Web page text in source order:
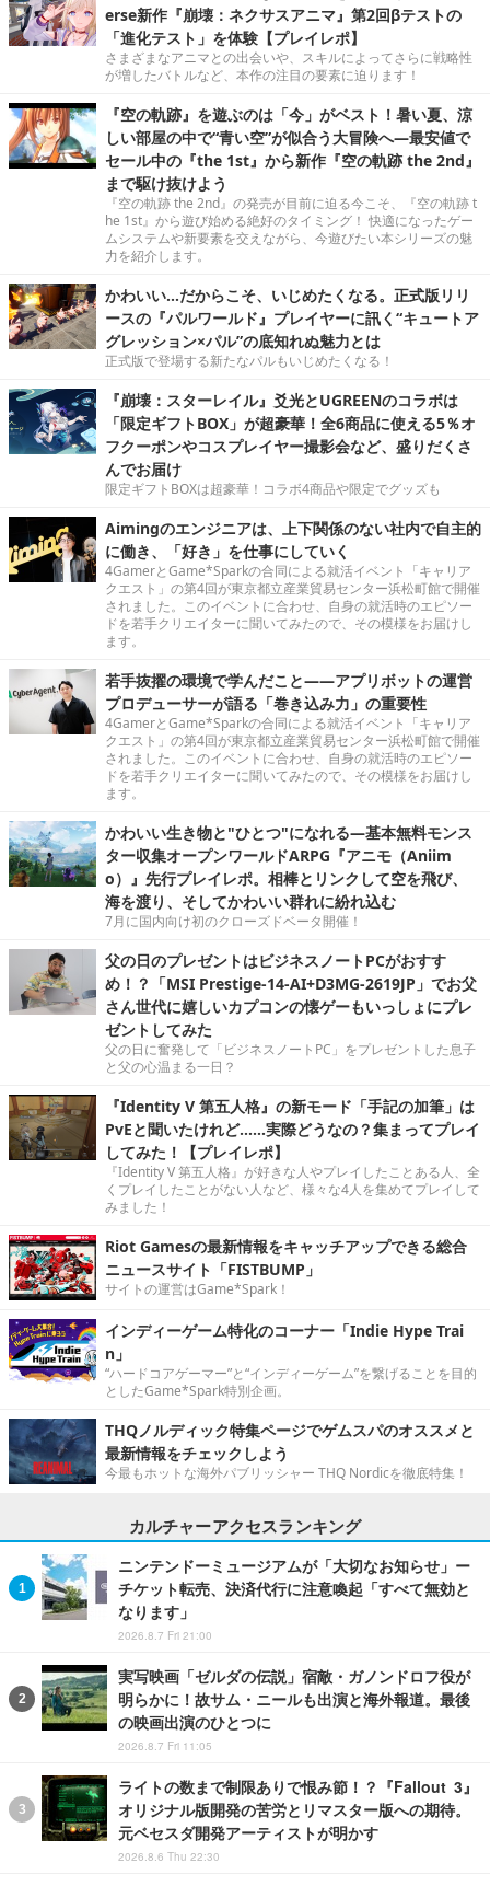
erse新作『崩壊：ネクサスアニマ』第2回βテストの
「進化テスト」を体験【プレイレポ】
さまざまなアニマとの出会いや、スキルによってさらに戦略性
が増したバトルなど、本作の注目の要素に迫ります！
『空の軌跡』を遊ぶのは「今」がベスト！暑い夏、涼
しい部屋の中で“青い空”が似合う大冒険へ―最安値で
セール中の『the 1st』から新作『空の軌跡 the 2nd』
まで駆け抜けよう
『空の軌跡 the 2nd』の発売が目前に迫る今こそ、『空の軌跡 t
he 1st』から遊び始める絶好のタイミング！ 快適になったゲー
ムシステムや新要素を交えながら、今遊びたい本シリーズの魅
力を紹介します。
かわいい…だからこそ、いじめたくなる。正式版リリ
ースの『パルワールド』プレイヤーに訊く“キュートア
グレッション×パル”の底知れぬ魅力とは
正式版で登場する新たなパルもいじめたくなる！
『崩壊：スターレイル』爻光とUGREENのコラボは
「限定ギフトBOX」が超豪華！全6商品に使える5％オ
フクーポンやコスプレイヤー撮影会など、盛りだくさ
んでお届け
限定ギフトBOXは超豪華！コラボ4商品や限定でグッズも
Aimingのエンジニアは、上下関係のない社内で自主的
に働き、「好き」を仕事にしていく
4GamerとGame*Sparkの合同による就活イベント「キャリア
クエスト」の第4回が東京都立産業貿易センター浜松町館で開催
されました。このイベントに合わせ、自身の就活時のエピソー
ドを若手クリエイターに聞いてみたので、その模様をお届けし
ます。
若手抜擢の環境で学んだこと――アプリボットの運営
プロデューサーが語る「巻き込み力」の重要性
4GamerとGame*Sparkの合同による就活イベント「キャリア
クエスト」の第4回が東京都立産業貿易センター浜松町館で開催
されました。このイベントに合わせ、自身の就活時のエピソー
ドを若手クリエイターに聞いてみたので、その模様をお届けし
ます。
かわいい生き物と"ひとつ"になれる―基本無料モンス
ター収集オープンワールドARPG『アニモ（Aniim
o）』先行プレイレポ。相棒とリンクして空を飛び、
海を渡り、そしてかわいい群れに紛れ込む
7月に国内向け初のクローズドベータ開催！
父の日のプレゼントはビジネスノートPCがおすす
め！？「MSI Prestige-14-AI+D3MG-2619JP」でお父
さん世代に嬉しいカプコンの懐ゲーもいっしょにプレ
ゼントしてみた
父の日に奮発して「ビジネスノートPC」をプレゼントした息子
と父の心温まる一日？
『Identity V 第五人格』の新モード「手記の加筆」は
PvEと聞いたけれど……実際どうなの？集まってプレイ
してみた！【プレイレポ】
『Identity V 第五人格』が好きな人やプレイしたことある人、全
くプレイしたことがない人など、様々な4人を集めてプレイして
みました！
Riot Gamesの最新情報をキャッチアップできる総合
ニュースサイト「FISTBUMP」
サイトの運営はGame*Spark！
インディーゲーム特化のコーナー「Indie Hype Trai
n」
“ハードコアゲーマー”と“インディーゲーム”を繋げることを目的
としたGame*Spark特別企画。
THQノルディック特集ページでゲムスパのオススメと
最新情報をチェックしよう
今最もホットな海外パブリッシャー THQ Nordicを徹底特集！
カルチャーアクセスランキング
ニンテンドーミュージアムが「大切なお知らせ」ー
チケット転売、決済代行に注意喚起「すべて無効と
なります」
2026.8.7 Fri 21:00
実写映画「ゼルダの伝説」宿敵・ガノンドロフ役が
明らかに！故サム・ニールも出演と海外報道。最後
の映画出演のひとつに
2026.8.7 Fri 11:05
ライトの数まで制限ありで恨み節！？『Fallout 3』
オリジナル版開発の苦労とリマスター版への期待。
元ベセスダ開発アーティストが明かす
2026.8.6 Thu 22:30